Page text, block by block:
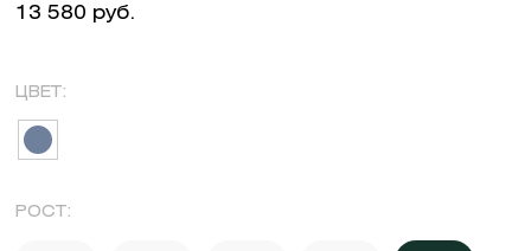
13 580 руб.
ЦВЕТ:
РОСТ: